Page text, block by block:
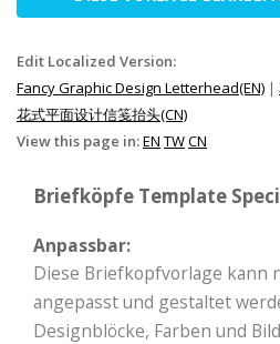
Edit Localized Version:
Fancy Graphic Design Letterhead(EN) |
花式平面设计信笺抬头(CN)
View this page in:EN TWCN
Briefköpfe Template
Anpassbar:
Diese Briefkopfvorlage kann
angepasst und gestaltet
Designblöcke, Farben und